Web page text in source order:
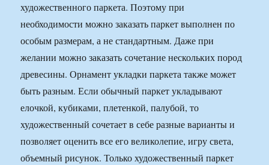
художественного паркета. Поэтому при
необходимости можно заказать паркет выполнен по
особым размерам, а не стандартным. Даже при
желании можно заказать сочетание нескольких пород
древесины. Орнамент укладки паркета также может
быть разным. Если обычный паркет укладывают
елочкой, кубиками, плетенкой, палубой, то
художественный сочетает в себе разные варианты и
позволяет оценить все его великолепие, игру света,
объемный рисунок. Только художественный паркет